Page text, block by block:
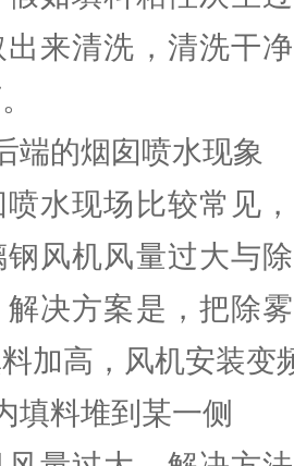
来清洗，清洗干
端的烟囱喷水现象
水现场比较常见
风机风量过大与
决方案是，把除
加高，风机安装变
填料堆到某一侧